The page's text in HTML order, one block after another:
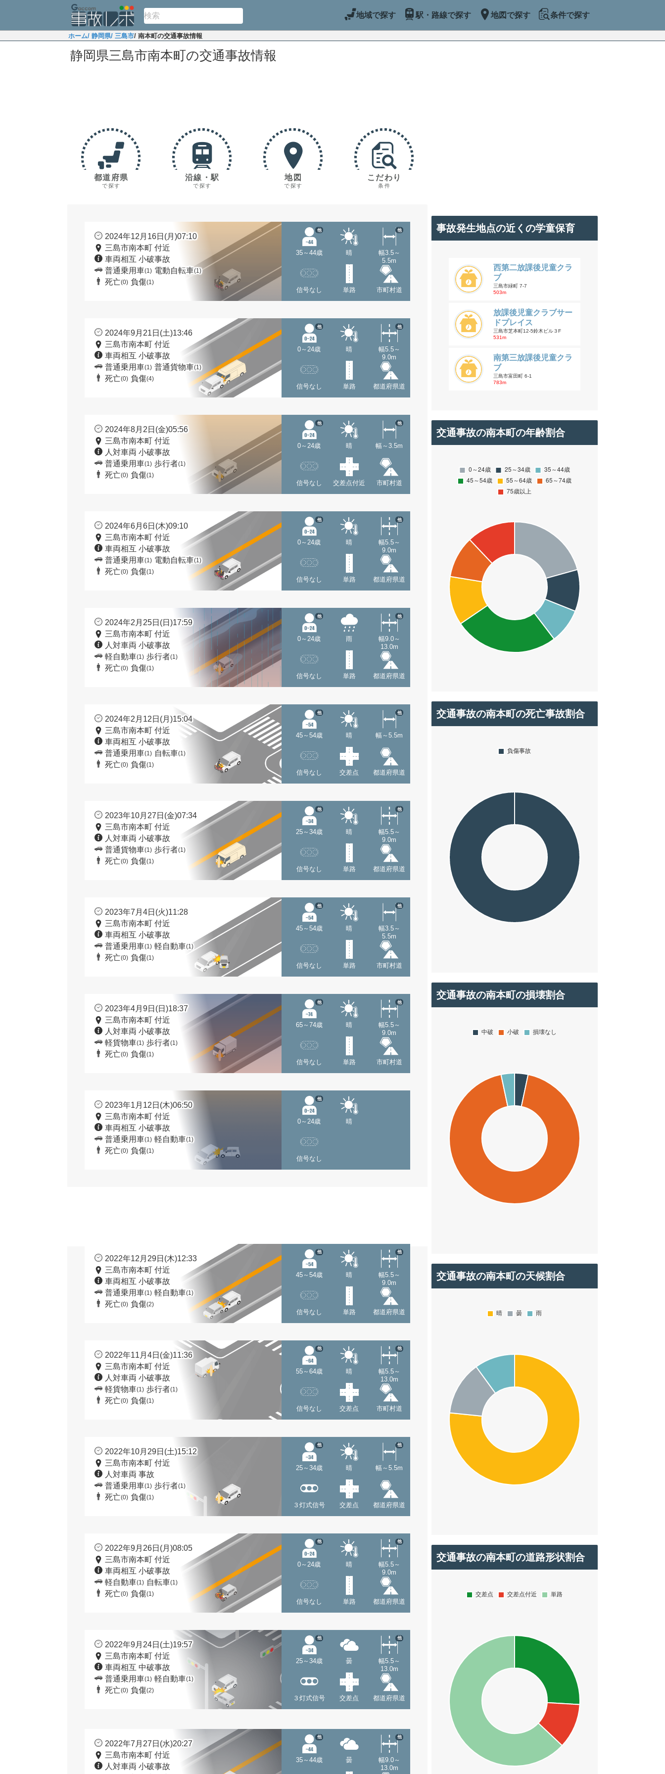
地域で探す 駅・路線で探す 地図で探す 条件で探す
ホーム/ 静岡県/ 三島市/ 南本町の交通事故情報
静岡県三島市南本町の交通事故情報
都道府県
で探す
沿線・駅
で探す
地図
で探す
こだわり
条件
2024年12月16日(月)07:10
三島市南本町 付近
車両相互 小破事故
普通乗用車(1) 電動自転車(1)
死亡(0) 負傷(1)
35～44歳
他
晴
幅3.5～
5.5m
他
信号なし 単路 市町村道
2024年9月21日(土)13:46
三島市南本町 付近
車両相互 小破事故
普通乗用車(1) 普通貨物車(1)
死亡(0) 負傷(4)
0～24歳
他
晴
幅5.5～
9.0m
他
信号なし 単路 都道府県道
2024年8月2日(金)05:56
三島市南本町 付近
人対車両 小破事故
普通乗用車(1) 歩行者(1)
死亡(0) 負傷(1)
0～24歳
他
晴 幅～3.5m
他
信号なし 交差点付近 市町村道
2024年6月6日(木)09:10
三島市南本町 付近
車両相互 小破事故
普通乗用車(1) 電動自転車(1)
死亡(0) 負傷(1)
0～24歳
他
晴
幅5.5～
9.0m
他
信号なし 単路 都道府県道
2024年2月25日(日)17:59
三島市南本町 付近
人対車両 小破事故
軽自動車(1) 歩行者(1)
死亡(0) 負傷(1)
0～24歳
他
雨
幅9.0～
13.0m
他
信号なし 単路 都道府県道
2024年2月12日(月)15:04
三島市南本町 付近
車両相互 小破事故
普通乗用車(1) 自転車(1)
死亡(0) 負傷(1)
45～54歳
他
晴 幅～5.5m
他
信号なし 交差点 都道府県道
2023年10月27日(金)07:34
三島市南本町 付近
人対車両 小破事故
普通貨物車(1) 歩行者(1)
死亡(0) 負傷(1)
25～34歳
他
晴
幅5.5～
9.0m
他
信号なし 単路 都道府県道
2023年7月4日(火)11:28
三島市南本町 付近
車両相互 小破事故
普通乗用車(1) 軽自動車(1)
死亡(0) 負傷(1)
45～54歳
他
晴
幅3.5～
5.5m
他
信号なし 単路 市町村道
2023年4月9日(日)18:37
三島市南本町 付近
人対車両 小破事故
軽貨物車(1) 歩行者(1)
死亡(0) 負傷(1)
65～74歳
他
晴
幅5.5～
9.0m
他
信号なし 単路 市町村道
2023年1月12日(木)06:50
三島市南本町 付近
車両相互 小破事故
普通乗用車(1) 軽自動車(1)
死亡(0) 負傷(1)
0～24歳
他
晴
信号なし
2022年12月29日(木)12:33
三島市南本町 付近
車両相互 小破事故
普通乗用車(1) 軽自動車(1)
死亡(0) 負傷(2)
45～54歳
他
晴
幅5.5～
9.0m
他
信号なし 単路 都道府県道
2022年11月4日(金)11:36
三島市南本町 付近
人対車両 小破事故
軽貨物車(1) 歩行者(1)
死亡(0) 負傷(1)
55～64歳
他
晴
幅5.5～
13.0m
他
信号なし 交差点 市町村道
2022年10月29日(土)15:12
三島市南本町 付近
人対車両 事故
普通乗用車(1) 歩行者(1)
死亡(0) 負傷(1)
25～34歳
他
晴 幅～5.5m
他
３灯式信号 交差点 都道府県道
2022年9月26日(月)08:05
三島市南本町 付近
車両相互 小破事故
軽自動車(1) 自転車(1)
死亡(0) 負傷(1)
0～24歳
他
晴
幅5.5～
9.0m
他
信号なし 単路 都道府県道
2022年9月24日(土)19:57
三島市南本町 付近
車両相互 中破事故
普通乗用車(1) 軽自動車(1)
死亡(0) 負傷(2)
25～34歳
他
曇
幅5.5～
13.0m
他
３灯式信号 交差点 都道府県道
2022年7月27日(水)20:27
三島市南本町 付近
人対車両 小破事故
35～44歳
他
曇
幅9.0～
13.0m
他
事故発生地点の近くの学童保育
西第二放課後児童クラ
ブ
三島市緑町 7-7
503m
放課後児童クラブサー
ドプレイス
三島市芝本町12-5鈴木ビル３F
531m
南第三放課後児童クラ
ブ
三島市富田町 6-1
783m
交通事故の南本町の年齢割合
交通事故の南本町の死亡事故割合
交通事故の南本町の損壊割合
交通事故の南本町の天候割合
交通事故の南本町の道路形状割合